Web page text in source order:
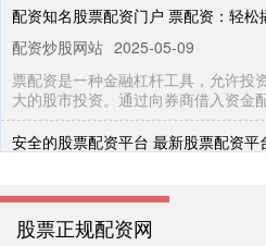
配资知名股票配资门户 票配资：轻
配资炒股网站 2025-05-09
票配资是一种金融杠杆工具，允许投
大的股市投资。通过向券商借入资金
安全的股票配资平台 最新股票配资
在股票投资市场中，配资是一种常见
收益。然而，选择合适的配资平台至
股票正规配资网